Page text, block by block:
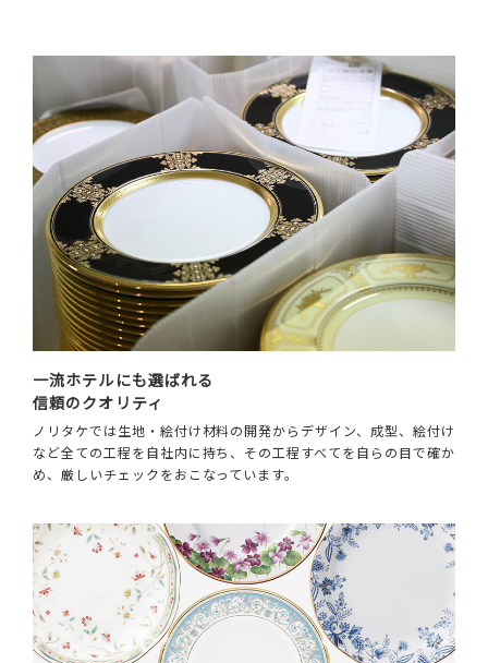
一流ホテルにも選ばれる
信頼のクオリティ
ノリタケでは生地・絵付け材料の開発からデザイン、成型、絵付け
など全ての工程を自社内に持ち、その工程すべてを自らの目で確か
め、厳しいチェックをおこなっています。